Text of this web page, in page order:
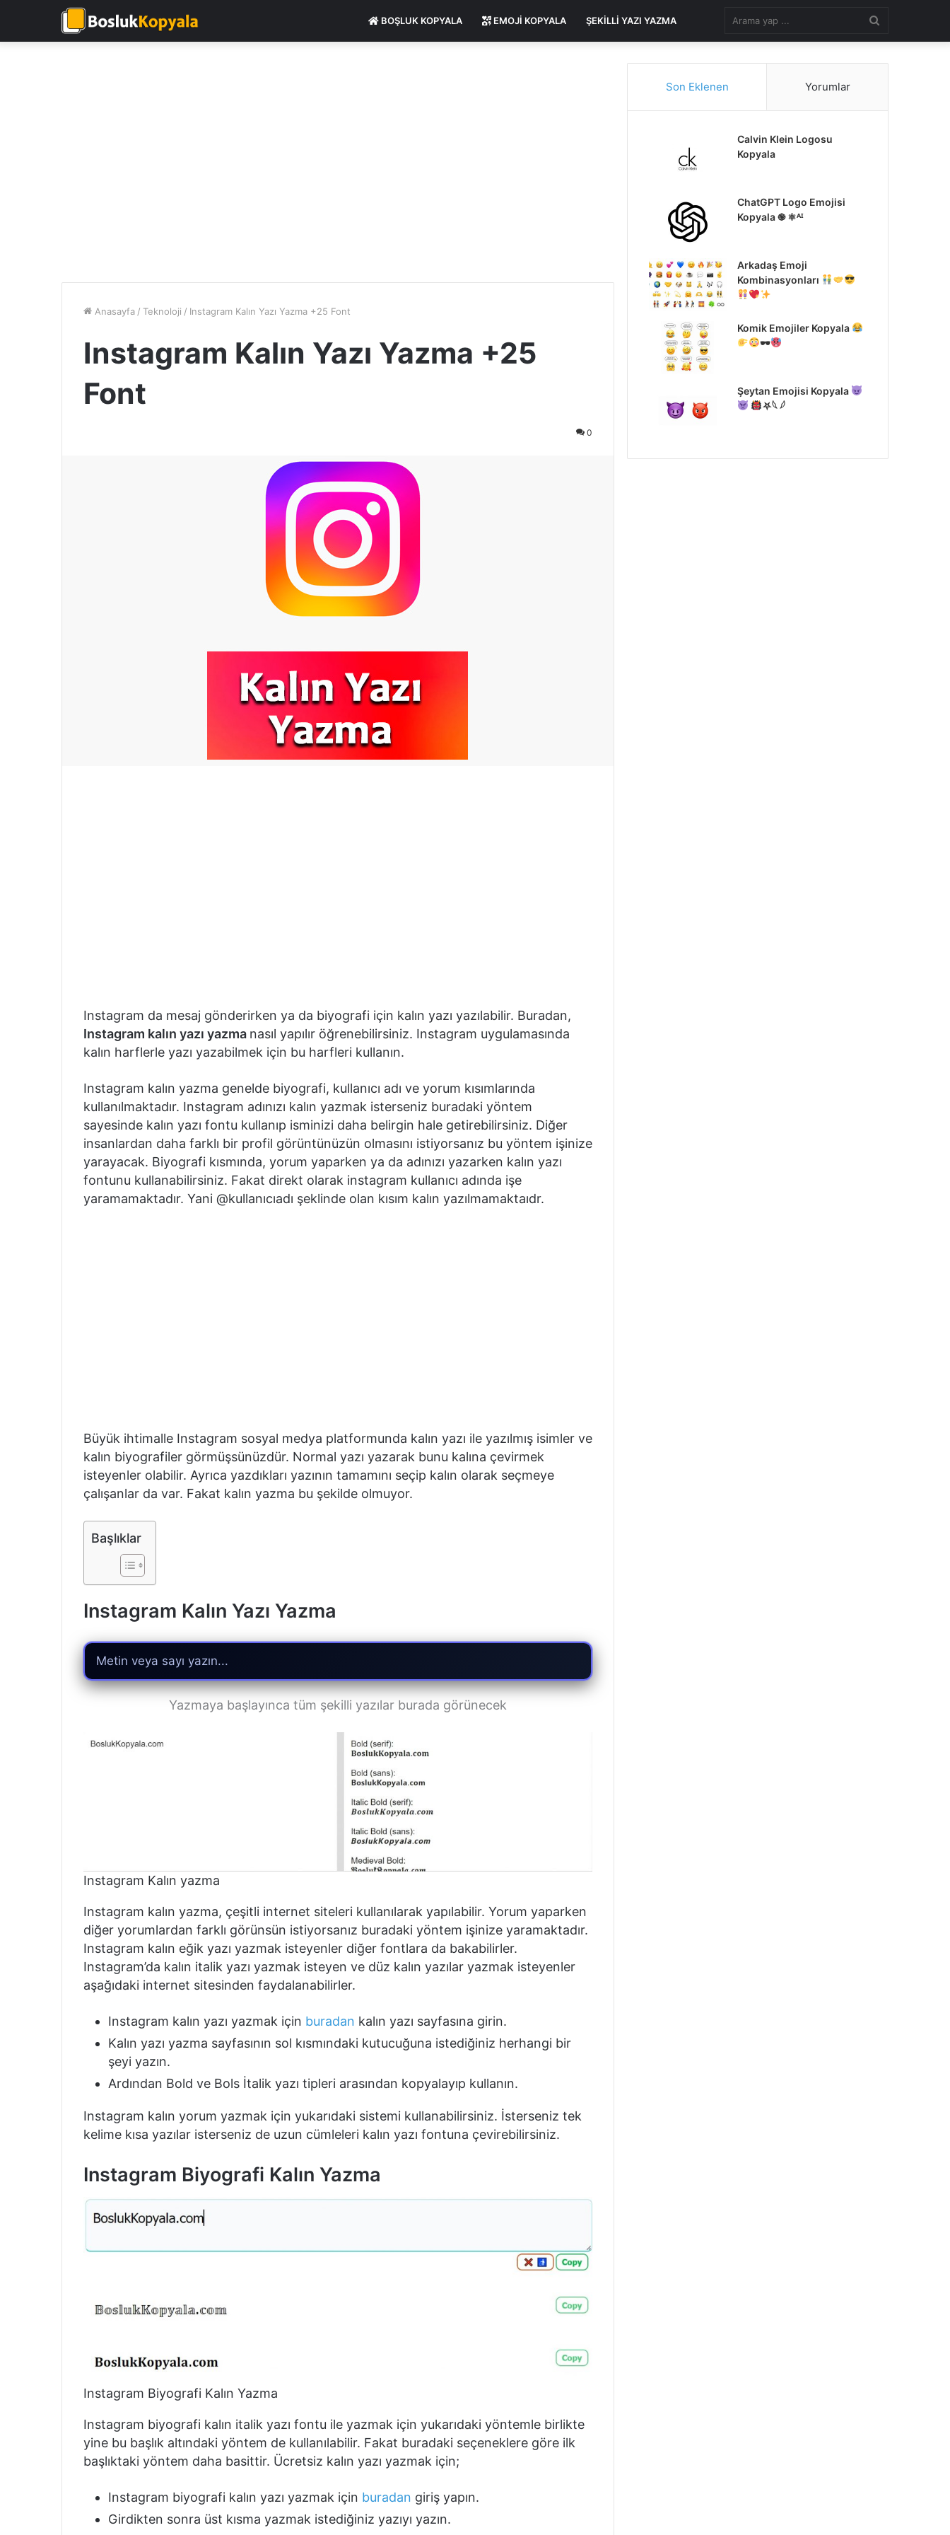
BOŞLUK KOPYALA EMOJI KOPYALA ŞEKILLI YAZI YAZMA
yap
Anasayfa / Teknoloji / Instagram Kalın Yazı Yazma +25 Font
Instagram Kalın Yazı Yazma +25
Font
0
Instagram da mesaj gönderirken ya da biyografi için kalın yazı yazılabilir. Buradan,
Instagram kalın yazı yazma nasıl yapılır öğrenebilirsiniz. Instagram uygulamasında
kalın harflerle yazı yazabilmek için bu harfleri kullanın.
Instagram kalın yazma genelde biyografi, kullanıcı adı ve yorum kısımlarında
kullanılmaktadır. Instagram adınızı kalın yazmak isterseniz buradaki yöntem
sayesinde kalın yazı fontu kullanıp isminizi daha belirgin hale getirebilirsiniz. Diğer
insanlardan daha farklı bir profil görüntünüzün olmasını istiyorsanız bu yöntem işinize
yarayacak. Biyografi kısmında, yorum yaparken ya da adınızı yazarken kalın yazı
fontunu kullanabilirsiniz. Fakat direkt olarak instagram kullanıcı adında işe
yaramamaktadır. Yani @kullanıcıadı şeklinde olan kısım kalın yazılmamaktaıdr.
Büyük ihtimalle Instagram sosyal medya platformunda kalın yazı ile yazılmış isimler ve
kalın biyografiler görmüşsünüzdür. Normal yazı yazarak bunu kalına çevirmek
isteyenler olabilir. Ayrıca yazdıkları yazının tamamını seçip kalın olarak seçmeye
çalışanlar da var. Fakat kalın yazma bu şekilde olmuyor.
Başlıklar
Instagram Kalın Yazı Yazma
Yazmaya başlayınca tüm şekilli yazılar burada görünecek
Instagram Kalın yazma
Instagram kalın yazma, çeşitli internet siteleri kullanılarak yapılabilir. Yorum yaparken
diğer yorumlardan farklı görünsün istiyorsanız buradaki yöntem işinize yaramaktadır.
Instagram kalın eğik yazı yazmak isteyenler diğer fontlara da bakabilirler.
Instagram’da kalın italik yazı yazmak isteyen ve düz kalın yazılar yazmak isteyenler
aşağıdaki internet sitesinden faydalanabilirler.
Instagram kalın yazı yazmak için buradan kalın yazı sayfasına girin.
Kalın yazı yazma sayfasının sol kısmındaki kutucuğuna istediğiniz herhangi bir
şeyi yazın.
Ardından Bold ve Bols İtalik yazı tipleri arasından kopyalayıp kullanın.
Instagram kalın yorum yazmak için yukarıdaki sistemi kullanabilirsiniz. İsterseniz tek
kelime kısa yazılar isterseniz de uzun cümleleri kalın yazı fontuna çevirebilirsiniz.
Instagram Biyografi Kalın Yazma
Instagram Biyografi Kalın Yazma
Instagram biyografi kalın italik yazı fontu ile yazmak için yukarıdaki yöntemle birlikte
yine bu başlık altındaki yöntem de kullanılabilir. Fakat buradaki seçeneklere göre ilk
başlıktaki yöntem daha basittir. Ücretsiz kalın yazı yazmak için;
Instagram biyografi kalın yazı yazmak için buradan giriş yapın.
Girdikten sonra üst kısma yazmak istediğiniz yazıyı yazın.
Son Eklenen Yorumlar
Calvin Klein Logosu
Kopyala
ChatGPT Logo Emojisi
Kopyala ֎ ⚛ᴬᴵ
Arkadaş Emoji
Kombinasyonları
Komik Emojiler Kopyala
🕶
Şeytan Emojisi Kopyala
⛧𓆩 𓆪